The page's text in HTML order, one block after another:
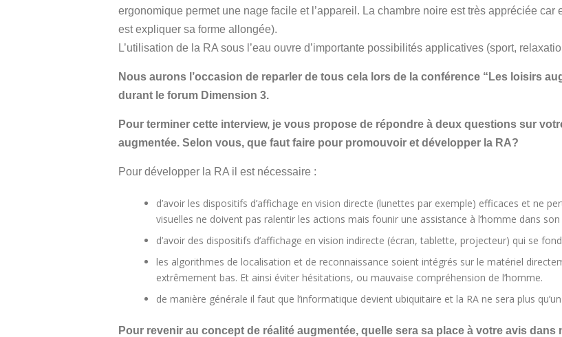
ergonomique permet une nage facile et l’appareil. La chambre noire est très appréciée car
est expliquer sa forme allongée).
L’utilisation de la RA sous l’eau ouvre d’importante possibilités applicatives (sport,
Nous aurons l’occasion de reparler de tous cela lors de la conférence “Les loisirs
durant le forum Dimension 3.
Pour terminer cette interview, je vous propose de répondre à deux questions sur
augmentée. Selon vous, que faut faire pour promouvoir et développer la RA?
Pour développer la RA il est nécessaire :
d’avoir les dispositifs d’affichage en vision directe (lunettes par exemple) efficaces et ne
visuelles ne doivent pas ralentir les actions mais founir une assistance à l’homme dans
d’avoir des dispositifs d’affichage en vision indirecte (écran, tablette, projecteur) qui se
les algorithmes de localisation et de reconnaissance soient intégrés sur le matériel
extrêmement bas. Et ainsi éviter hésitations, ou mauvaise compréhension de l’homme.
de manière générale il faut que l’informatique devient ubiquitaire et la RA ne sera plus
Pour revenir au concept de réalité augmentée, quelle sera sa place à votre avis dans